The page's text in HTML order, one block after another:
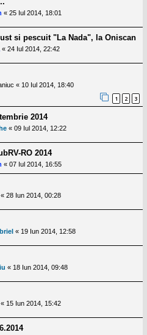
« 25 Iul 2014, 18:01
si pescuit "La Nada", la Oniscan
« 24 Iul 2014, 22:42
« 10 Iul 2014, 18:40
1 2 3
2014
« 09 Iul 2014, 12:22
RO 2014
« 07 Iul 2014, 16:55
« 28 Iun 2014, 00:28
« 19 Iun 2014, 12:58
« 18 Iun 2014, 09:48
« 15 Iun 2014, 15:42